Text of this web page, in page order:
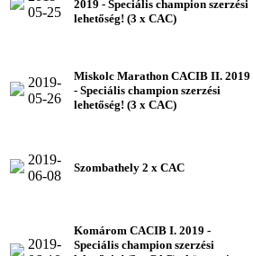
05-25
2019 - Speciális champion szerzési
lehetőség! (3 x CAC)
2019-
05-26
Miskolc Marathon CACIB II. 2019
- Speciális champion szerzési
lehetőség! (3 x CAC)
2019-
06-08
Szombathely 2 x CAC
2019-
Komárom CACIB I. 2019 -
Speciális champion szerzési